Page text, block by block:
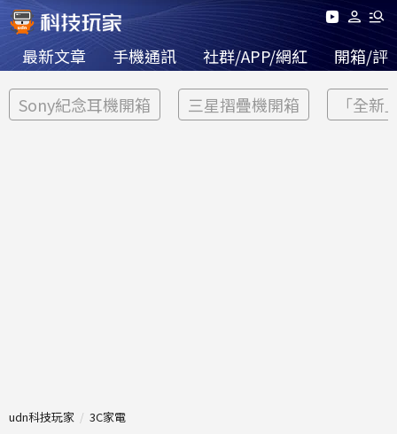
最新文章 手機通訊 社群/APP/網紅 開箱/評
Sony紀念耳機開箱 三星摺疊機開箱 「全新
udn科技玩家 3C家電